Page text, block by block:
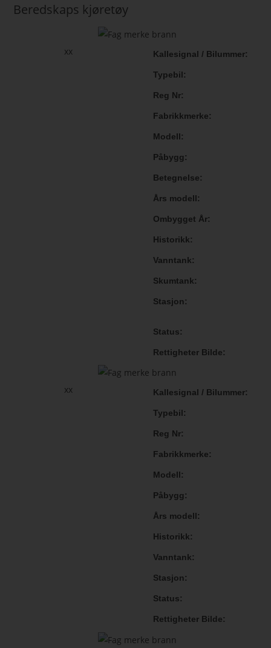
Beredskaps kjøretøy
xx Kallesignal / Bilummer
Typebil
Reg Nr
Fabrikkmerke
Modell
Påbygg
Betegnelse
Års modell
Ombygget År
Historikk
Vanntank
Skumtank
Stasjon
Status
Rettigheter Bilde
xx Kallesignal / Bilummer
Typebil
Reg Nr
Fabrikkmerke
Modell
Påbygg
Års modell
Historikk
Vanntank
Stasjon
Status
Rettigheter Bilde